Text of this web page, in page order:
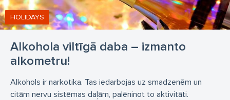
Alkohola viltīgā daba – izmanto
alkometru!
HOLIDAYS
Alkohols ir narkotika. Tas iedarbojas uz smadzenēm un
citām nervu sistēmas daļām, palēninot to aktivitāti.